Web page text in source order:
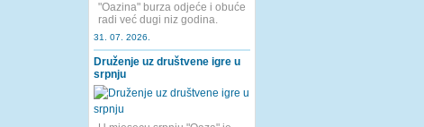
"Oazina" burza odjeće i obuće
radi već dugi niz godina.
31. 07. 2026.
Druženje uz društvene igre u
srpnju